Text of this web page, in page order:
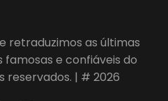
retraduzimos as últimas
e confiáveis do
reservados. | # 2026